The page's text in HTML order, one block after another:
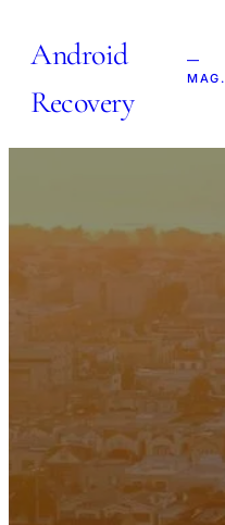
Android
Recovery
—
MAG.